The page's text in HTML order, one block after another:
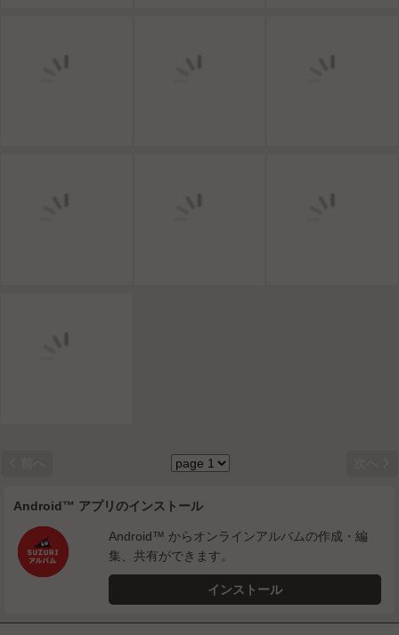
Android™ アプリのインストール
Android™ からオンラインアルバムの作成・編
集、共有ができます。
インストール